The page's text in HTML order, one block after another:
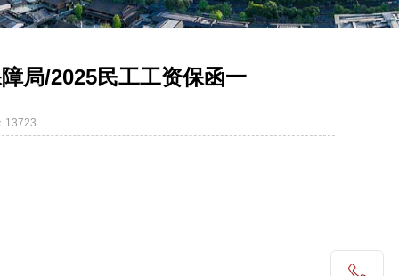
局/2025民工工资保函一
13723